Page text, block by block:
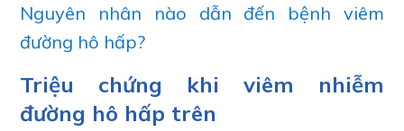
Nguyên nhân nào dẫn đến bệnh viêm
đường hô hấp?
Triệu chứng khi viêm nhiễm
đường hô hấp trên